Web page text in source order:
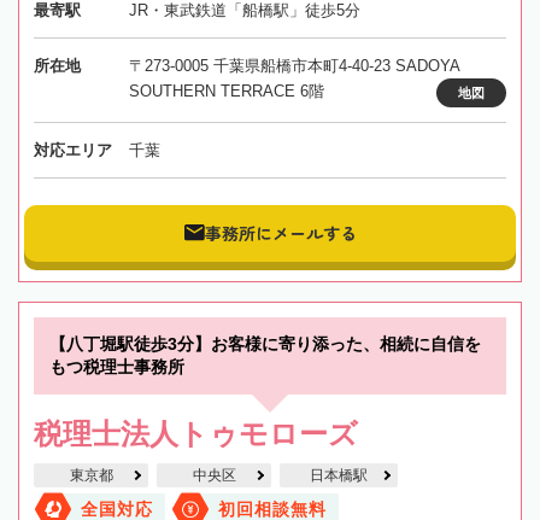
最寄駅 JR・東武鉄道「船橋駅」徒歩5分
所在地
〒273-0005 千葉県船橋市本町4-40-23 SADOYA
SOUTHERN TERRACE 6階
地図
対応エリア 千葉
事務所にメールする
【八丁堀駅徒歩3分】お客様に寄り添った、相続に自信を
もつ税理士事務所
税理士法人トゥモローズ
東京都 中央区 日本橋駅
全国対応 初回相談無料